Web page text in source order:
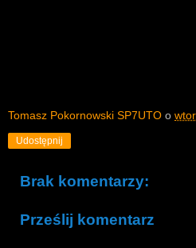
Tomasz Pokornowski SP7UTO o
Udostępnij
Brak komentarzy:
Prześlij komentarz